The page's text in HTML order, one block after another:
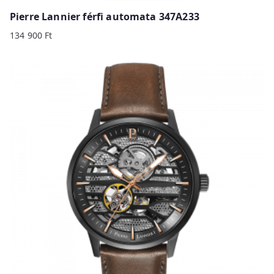
o
w
Pierre Lannier férfi automata 347A233
134 900 Ft